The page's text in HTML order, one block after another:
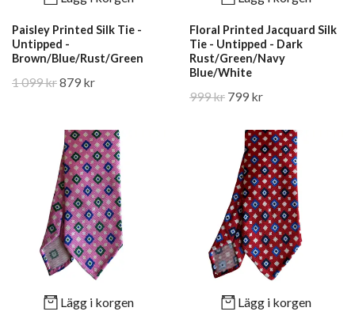
Paisley Printed Silk Tie -
Untipped -
Brown/Blue/Rust/Green
1 099 kr879 kr
Floral Printed Jacquard Silk
Tie - Untipped - Dark
Rust/Green/Navy
Blue/White
999 kr 799 kr
Lägg i korgen Lägg i korgen